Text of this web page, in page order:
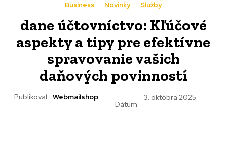
Business Novinky Služby
dane účtovníctvo: Kľúčové
aspekty a tipy pre efektívne
spravovanie vašich
daňových povinností
Publikoval: Webmailshop
Dátum:
3. októbra 2025